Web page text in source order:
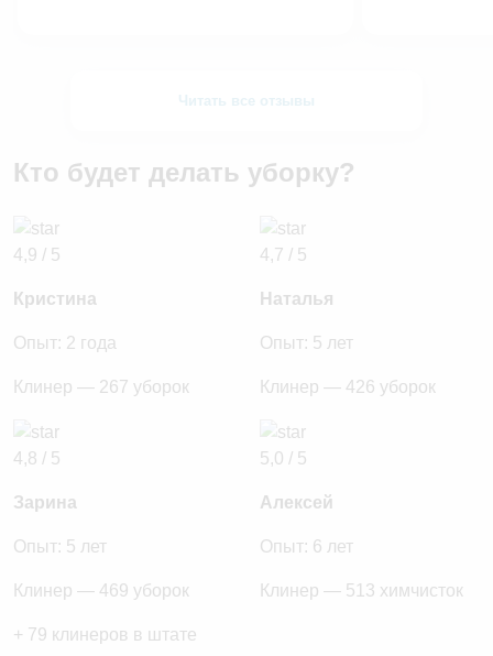
Читать все отзывы
Кто будет делать уборку?
4,9 / 5
Кристина
Опыт: 2 года
Клинер — 267 уборок
4,7 / 5
Наталья
Опыт: 5 лет
Клинер — 426 уборок
4,8 / 5
Зарина
Опыт: 5 лет
Клинер — 469 уборок
5,0 / 5
Алексей
Опыт: 6 лет
Клинер — 513 химчисток
+ 79 клинеров в штате